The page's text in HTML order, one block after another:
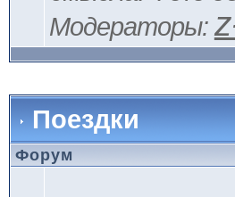
Модераторы:
Поездки
Форум